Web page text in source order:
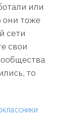
или
они тоже
сети
свои
то